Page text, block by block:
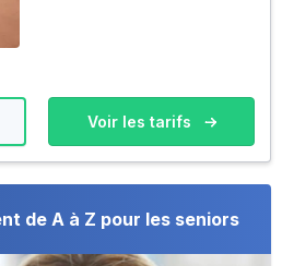
Voir les tarifs
de A à Z pour les seniors